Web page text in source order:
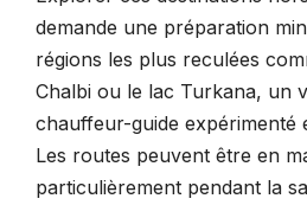
demande une préparation
régions les plus reculées
Chalbi ou le lac Turkana, un
chauffeur-guide expérimenté
Les routes peuvent être en
particulièrement pendant la